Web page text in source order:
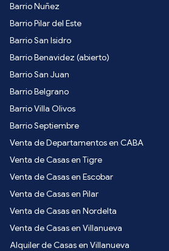
Barrio Nuñez
Barrio Pilar del Este
Barrio San Isidro
Barrio Benavidez (abierto)
Barrio San Juan
Barrio Belgrano
Barrio Villa Olivos
Barrio Septiembre
Venta de Departamentos en CABA
Venta de Casas en Tigre
Venta de Casas en Escobar
Venta de Casas en Pilar
Venta de Casas en Nordelta
Venta de Casas en Villanueva
Alquiler de Casas en Villanueva